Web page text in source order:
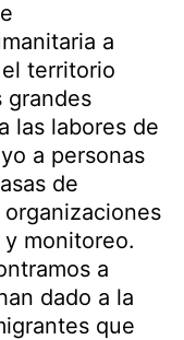
a
territorio
grandes
las labores de
a personas
de
monitoreo.
a
dado a la
que